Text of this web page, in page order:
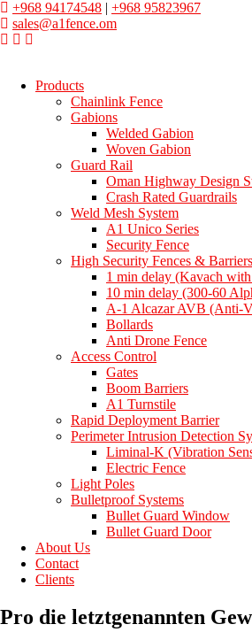
+968 94174548 | +968 95823967
sales@a1fence.om
Products
Chainlink Fence
Gabions
Welded Gabion
Woven Gabion
Guard Rail
Oman Highway Design
Crash Rated Guardrails
Weld Mesh System
A1 Unico Series
Security Fence
High Security Fences & Barriers
1 min delay (Kavach
10 min delay (300-60
A-1 Alcazar AVB (Anti-
Bollards
Anti Drone Fence
Access Control
Gates
Boom Barriers
A1 Turnstile
Rapid Deployment Barrier
Perimeter Intrusion Detection
Liminal-K (Vibration
Electric Fence
Light Poles
Bulletproof Systems
Bullet Guard Window
Bullet Guard Door
About Us
Contact
Clients
Pro die letztgenannten